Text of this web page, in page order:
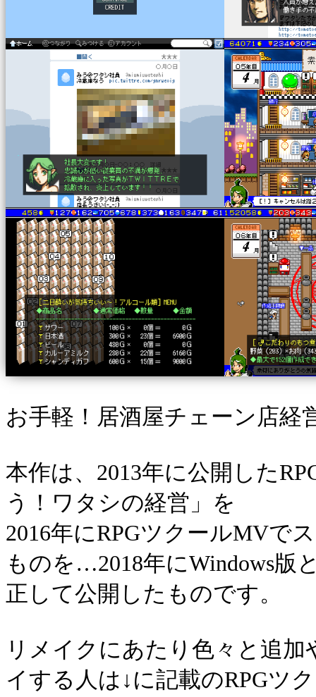
お手軽！居酒屋チェーン店経
本作は、2013年に公開した
う！ワタシの経営」を
2016年にRPGツクールMVで
ものを…2018年にWindows版
正して公開したものです。
リメイクにあたり色々と追
イする人は↓に記載のRPGツ